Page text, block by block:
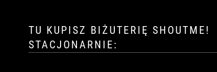
TU KUPISZ BIŻUTERIĘ SHOUTME!
STACJONARNIE: